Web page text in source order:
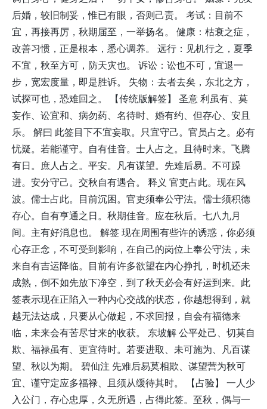
后婚，较旧制妥，惟已有眼，否则己责。 考试：目前不
宜，再接再厉，秋期届至，一举扬名。 健康：枯衰之症，
改善习惯，正是根本，悉心调养。 远行：见机行之，夏季
不宜，秋至方可，防天灾也。 诉讼：讼也不可，宜退一
步，宽宏度量，即是胜诉。 失物：去者去矣，东北之方，
试探可也，恐难回之。 【传统版解签】 圣意 利虽有、莫
妄作、讼宜和、病勿药、名待时、婚有约、但存心、安且
乐。 解曰 此签目下不宜妄取。只宜守己。官员占之。必有
忧疑。若能谨守。自有佳音。士人占之。且待时来。飞腾
有日。庶人占之。平安。凡有谋望。先难后易。不可躁
进。安分守己。交秋自有遇合。 释义 官吏占此。现在风
波。儒士占此。目前沉困。官吏须奉公守法。儒士须积德
存心。自有亨通之日。秋期佳音。应在秋后。七八九月
间。主有好消息也。 解签 现在周围有些许的诱惑，你必须
心存正念，不可受到影响，在自己的岗位上奉公守法，未
来自有吉运降临。目前有许多欲望在内心挣扎，时机还未
成熟，倒不如先放下净空，到了秋天必会有好运到来。此
签表示现在正陷入一种内心交战的状态，你越想得到，就
越无法达成，只要从心做起，不求回报，自会有福德来
临，未来会有苦尽甘来的收获。 东坡解 公平处己、切莫自
欺、福禄虽有、更宜待时。若要进取、未可施为、凡百谋
望、秋以为期。 碧仙注 先难后易莫相欺、谋望营为秋可
宜、谨守定应多福禄、且须从缓待其时。 【占验】 一人少
入公门，存心忠厚，久无所遇，占得此签。至秋，偶与一